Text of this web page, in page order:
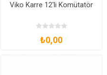
Viko Karre 12'li Komütatör
₺0,00